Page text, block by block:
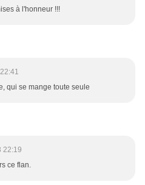
à l'honneur !!!
qui se mange toute seule
22:19
ce flan.